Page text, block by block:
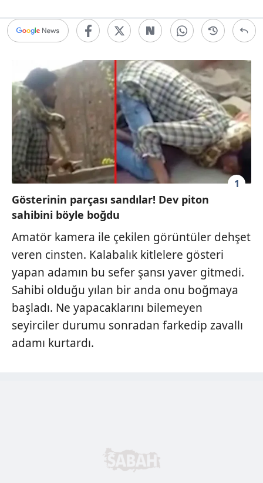
1
Gösterinin parçası sandılar! Dev piton
sahibini böyle boğdu
Amatör kamera ile çekilen görüntüler dehşet
veren cinsten. Kalabalık kitlelere gösteri
yapan adamın bu sefer şansı yaver gitmedi.
Sahibi olduğu yılan bir anda onu boğmaya
başladı. Ne yapacaklarını bilemeyen
seyirciler durumu sonradan farkedip zavallı
adamı kurtardı.